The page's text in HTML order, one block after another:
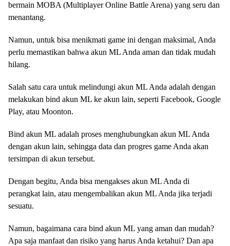
bermain MOBA (Multiplayer Online Battle Arena) yang seru dan
menantang.
Namun, untuk bisa menikmati game ini dengan maksimal, Anda
perlu memastikan bahwa akun ML Anda aman dan tidak mudah
hilang.
Salah satu cara untuk melindungi akun ML Anda adalah dengan
melakukan bind akun ML ke akun lain, seperti Facebook, Google
Play, atau Moonton.
Bind akun ML adalah proses menghubungkan akun ML Anda
dengan akun lain, sehingga data dan progres game Anda akan
tersimpan di akun tersebut.
Dengan begitu, Anda bisa mengakses akun ML Anda di
perangkat lain, atau mengembalikan akun ML Anda jika terjadi
sesuatu.
Namun, bagaimana cara bind akun ML yang aman dan mudah?
Apa saja manfaat dan risiko yang harus Anda ketahui? Dan apa